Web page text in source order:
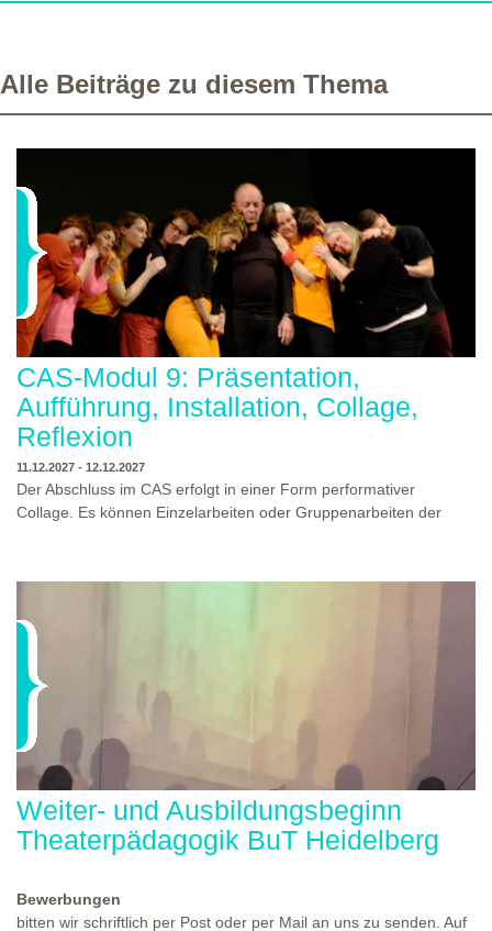
Alle Beiträge zu diesem Thema
CAS-Modul 9: Präsentation,
Aufführung, Installation, Collage,
Reflexion
11.12.2027 - 12.12.2027
Der Abschluss im CAS erfolgt in einer Form performativer
Collage. Es können Einzelarbeiten oder Gruppenarbeiten der
Ausbildungsprogramm zu erleben. Die Studierenden des
oder Präsentation. Wir freuen uns über Begegnungen und
WO?
Weiter- und Ausbildungsbeginn
Theaterpädagogik BuT Heidelberg
Bewerbungen
bitten wir schriftlich per Post oder per Mail an uns zu senden. Auf